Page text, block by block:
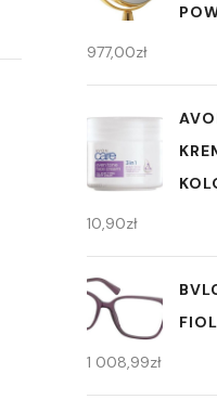
977,00zł
10,90zł
1 008,99zł